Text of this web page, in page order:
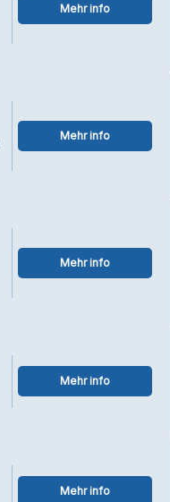
Mehr info
Mehr info
Mehr info
Mehr info
Mehr info